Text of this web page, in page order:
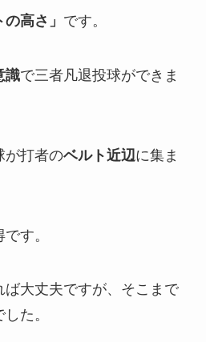
高さ」 です。
識で三者凡退投球ができま
が打者のベルト近辺に集ま
す。
大丈夫ですが、そこまで
た。